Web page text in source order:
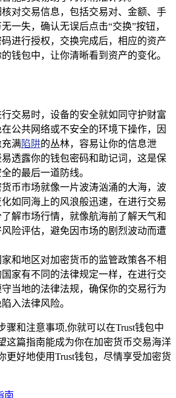
核对交易信息，包括交易对、金额、手
一失，确认无误后点击“交换”按钮，
进行授权，交换完成后，相应的资产
钱包中，让你清晰看到资产的变化。
行交易时，设备的安全就如同守护财富
公共网络或不安全的环境下操作，因
充满陷阱的丛林，容易让你的信息泄
透露你的钱包密码和助记词，这是保
的最后一道防线。
币市场就像一片波涛汹涌的大海，波
如同海上的风浪般迅速，在进行交易
解市场行情，就像航海前了解天气和
险评估，避免因市场的剧烈波动而遭
家和地区对加密货币的监管政策各不相
家有不同的法律规定一样，在进行交
当地的法律法规，确保你的交易行为
入法律风险。
骤和注意事项,你就可以在Trust钱包中
这篇指南能成为你在加密货币交易海洋
更好地使用Trust钱包，尽情享受加密货
南